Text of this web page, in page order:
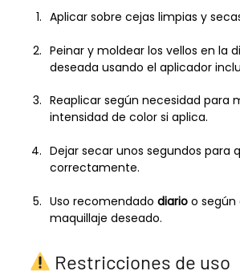
Aplicar sobre cejas limpias y
Peinar y moldear los vellos en la
deseada usando el aplicador
Reaplicar según necesidad para
intensidad de color si aplica.
Dejar secar unos segundos para
correctamente.
Uso recomendado diarioo según
maquillaje deseado.
Restricciones de uso